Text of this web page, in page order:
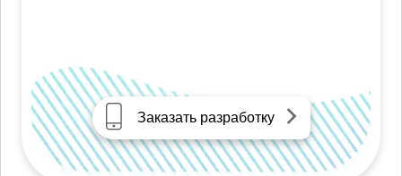
Заказать разработку